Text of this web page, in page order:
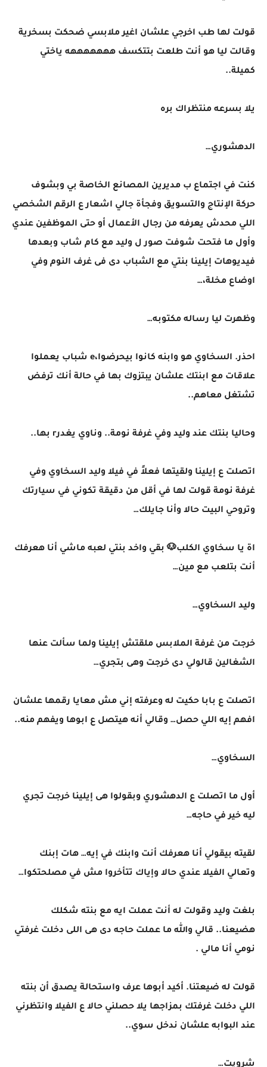
قولت لها طب اخرجي علشان اغير ملابسي ضحكت بسخرية
وقالت ليا هو أنت طلعت بتتكسف هههههههه ياختي
كميلة..
يلا بسرعه منتظراك بره
الدهشوري…
كنت في اجتماع ب مديرين المصانع الخاصة بي وبشوف
حركة الإنتاج والتسويق وفجأة جالي اشعار ع الرقم الشخصي
اللي محدش يعرفه من رجال الأعمال أو حتى الموظفين عندي
وأول ما فتحت شوفت صور ل وليد مع كام شاب وبعدها
فيديوهات إيلينا بنتي مع الشباب دى فى غرف النوم وفي
اوضاع مخلة،…
وظهرت ليا رساله مكتوبه…
احذر. السخاوي هو وابنه كانوا بيحرضوا،e شباب يعملوا
علاقات مع ابنتك علشان يبتزوك بها في حالة أنك ترفض
تشتغل معاهم..
وحاليا بنتك عند وليد وفي غرفة نومة.. وناوي يغدرr بها..
اتصلت ع إيلينا ولقيتها فعلاً في فيلا وليد السخاوي وفي
غرفة نومة قولت لها في أقل من دقيقة تكوني في سيارتك
وتروحي البيت حالا وأنا جايلك…
اة يا سخاوي الكلب🐶 بقي واخد بنتي لعبه ماشي أنا هعرفك
أنت بتلعب مع مين…
وليد السخاوي…
خرجت من غرفة الملابس ملقتش إيلينا ولما سألت عنها
الشغالين قالولي دى خرجت وهى بتجري…
اتصلت ع بابا حكيت له وعرفته إني مش معايا رقمها علشان
افهم إيه اللي حصل… وقالي أنه هيتصل ع ابوها ويفهم منه..
السخاوي…
أول ما اتصلت ع الدهشوري وبقولوا هى إيلينا خرجت تجري
ليه خير في حاجه…
لقيته بيقولي أنا هعرفك أنت وابنك في إيه… هات إبنك
وتعالي الفيلا عندي حالا وإياك تتأخروا مش في مصلحتكوا…
بلغت وليد وقولت له أنت عملت ايه مع بنته شكلك
هضيعنا.. قالي والله ما عملت حاجه دى هى اللى دخلت غرفتي
نومي أنا مالي .
قولت له ضيعتنا. أكيد أبوها عرف واستحالة يصدق أن بنته
اللي دخلت غرفتك بمزاجها يلا حصلني حالا ع الفيلا وانتظرني
عند البوابه علشان ندخل سوي..
شرويت…